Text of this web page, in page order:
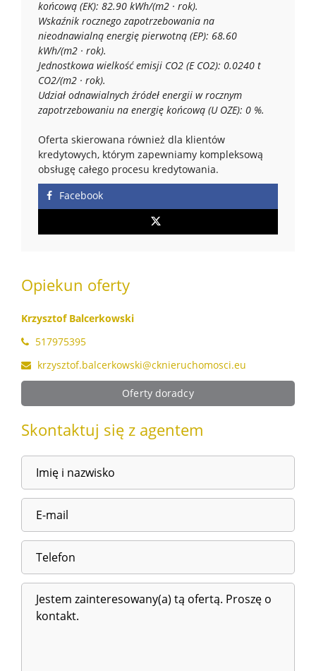
końcową (EK): 82.90 kWh/(m2 · rok).
Wskaźnik rocznego zapotrzebowania na
nieodnawialną energię pierwotną (EP): 68.60
kWh/(m2 · rok).
Jednostkowa wielkość emisji CO2 (E CO2): 0.0240 t
CO2/(m2 · rok).
Udział odnawialnych źródeł energii w rocznym
zapotrzebowaniu na energię końcową (U OZE): 0 %.
Oferta skierowana również dla klientów
kredytowych, którym zapewniamy kompleksową
obsługę całego procesu kredytowania.
Facebook
Opiekun oferty
Krzysztof Balcerkowski
517975395
krzysztof.balcerkowski@cknieruchomosci.eu
Oferty doradcy
Skontaktuj się z agentem